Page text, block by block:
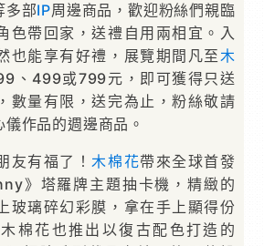
多部IP周邊商品，歡迎粉絲們親臨
色帶回家，送禮自用兩相宜。入
也能享有好禮，展覽期間凡至木
、499或799元，即可獲得只送
數量有限，送完為止，粉絲敬請
作品的週邊商品。
友有福了！ 木棉花帶來全球首發
》塔羅牌主題抽卡機，精緻的
玻璃碎幻彩膜，拿在手上顯得份
棉花也推出以復古配色打造的